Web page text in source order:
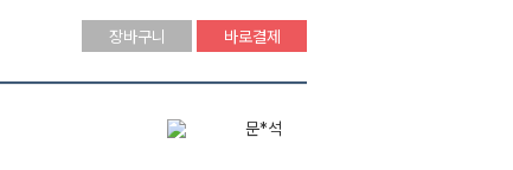
장바구니 바로결제
문*석